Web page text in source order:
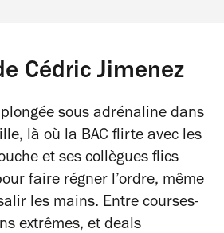
Cédric Jimenez
sous adrénaline dans
là où la BAC flirte avec les
et ses collègues flics
faire régner l’ordre, même
les mains. Entre courses-
extrêmes, et deals